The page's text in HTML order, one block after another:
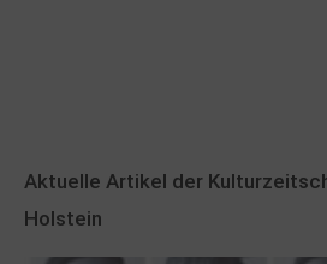
Aktuelle Artikel der
Holstein